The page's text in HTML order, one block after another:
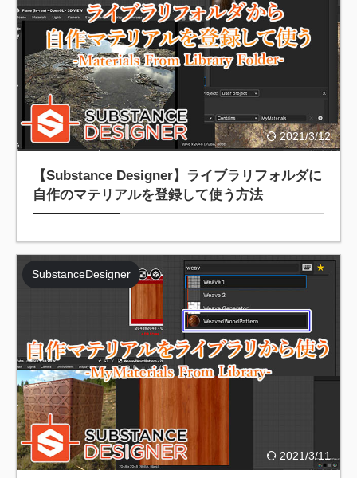
2021/3/12
【Substance Designer】ライブラリフォルダに
自作のマテリアルを登録して使う方法
2021/3/11
SubstanceDesigner